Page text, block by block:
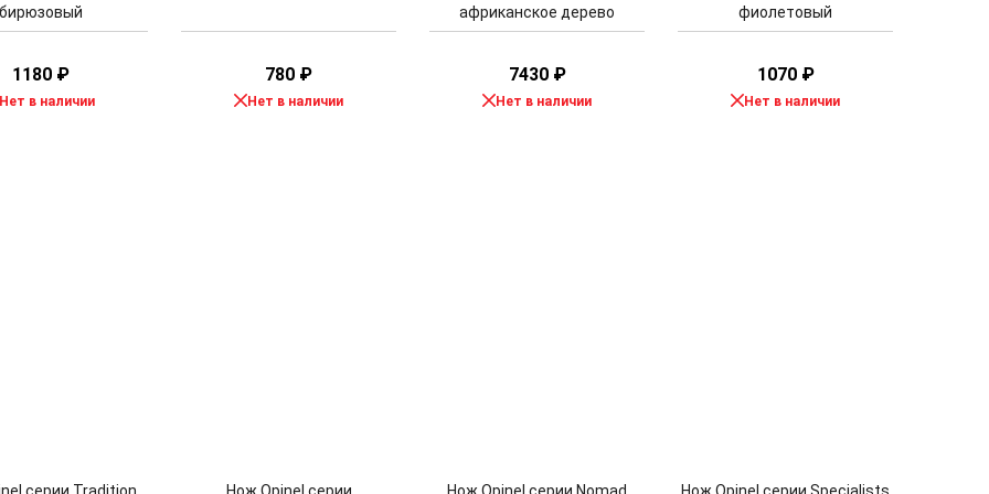
бирюзовый
1180 ₽
Нет в наличии
780 ₽
Нет в наличии
африканское дерево
7430 ₽
Нет в наличии
фиолетовый
1070 ₽
Нет в наличии